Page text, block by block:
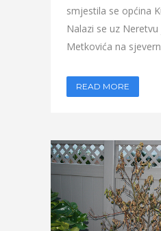
smjestila se općina
Nalazi se uz
Metkovića na
READ MORE